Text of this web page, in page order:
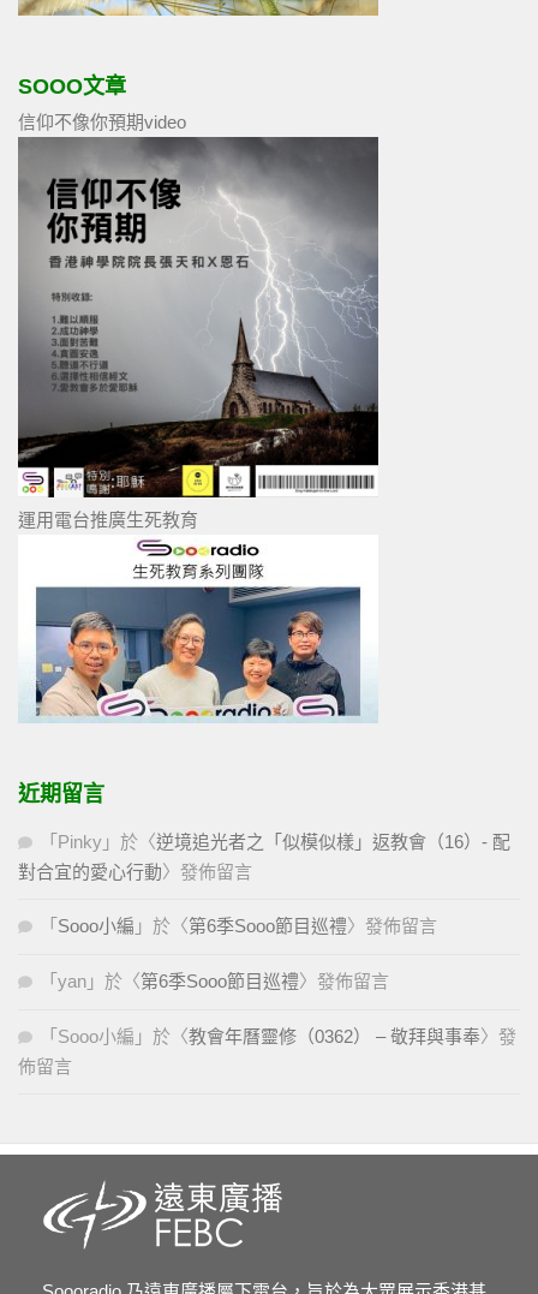
SOOO文章
信仰不像你預期video
運用電台推廣生死教育
近期留言
「 Pinky 」於〈逆境追光者之「似模似樣」返教會（16）- 配
對合宜的愛心行動〉發佈留言
「 Sooo小編 」於〈第6季Sooo節目巡禮〉發佈留言
「 yan 」於〈第6季Sooo節目巡禮〉發佈留言
「 Sooo小編 」於〈教會年曆靈修（0362） – 敬拜與事奉〉發
佈留言